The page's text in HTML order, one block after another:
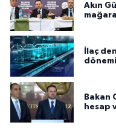
Akın
İlaç
dönemi
Bakan
hesap